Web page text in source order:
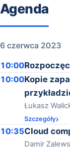
Agenda
6 czerwca 2023
10:00
10:00Kopie
Łukasz
Szczegóły
10:35Cloud
Damir